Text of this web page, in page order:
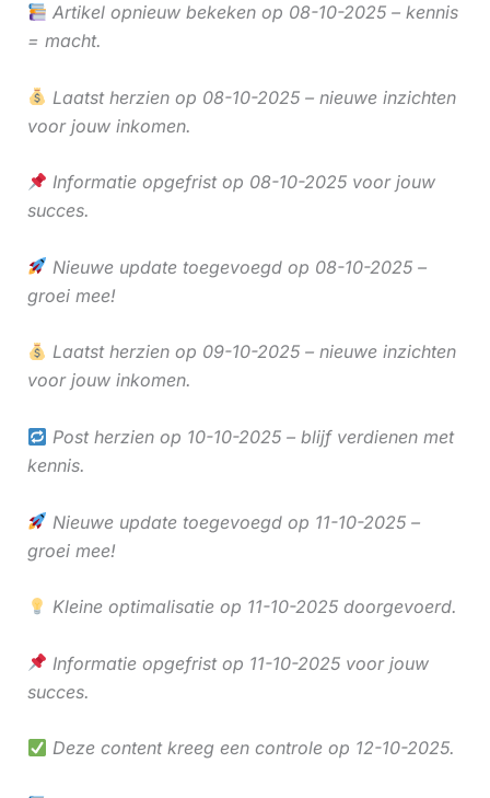
Artikel opnieuw bekeken op 08-10-2025 – kennis
= macht.
Laatst herzien op 08-10-2025 – nieuwe inzichten
voor jouw inkomen.
Informatie opgefrist op 08-10-2025 voor jouw
succes.
Nieuwe update toegevoegd op 08-10-2025 –
groei mee!
Laatst herzien op 09-10-2025 – nieuwe inzichten
voor jouw inkomen.
Post herzien op 10-10-2025 – blijf verdienen met
kennis.
Nieuwe update toegevoegd op 11-10-2025 –
groei mee!
Kleine optimalisatie op 11-10-2025 doorgevoerd.
Informatie opgefrist op 11-10-2025 voor jouw
succes.
Deze content kreeg een controle op 12-10-2025.